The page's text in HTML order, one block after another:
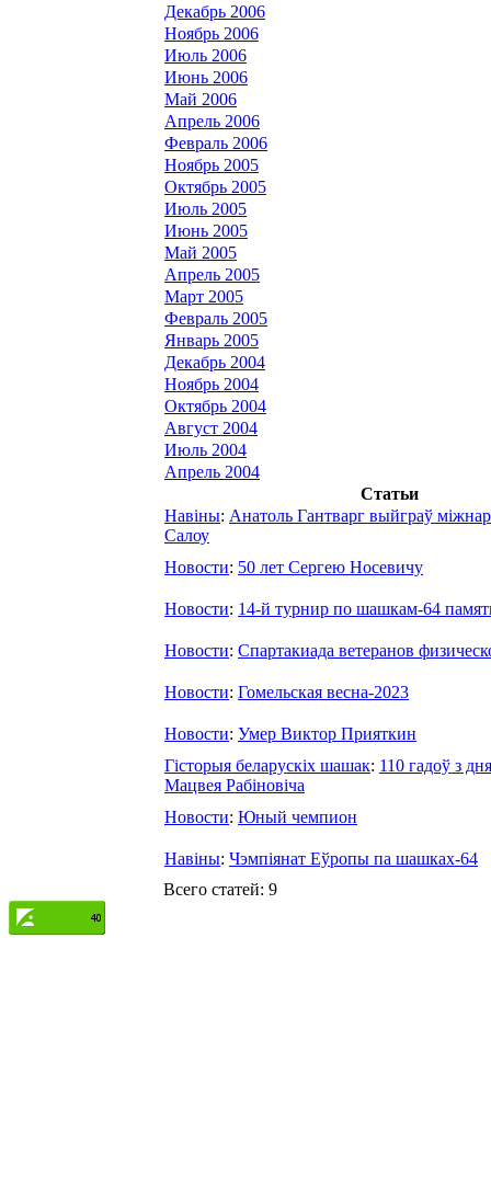
Декабрь 2006
Ноябрь 2006
Июль 2006
Июнь 2006
Май 2006
Апрель 2006
Февраль 2006
Ноябрь 2005
Октябрь 2005
Июль 2005
Июнь 2005
Май 2005
Апрель 2005
Март 2005
Февраль 2005
Январь 2005
Декабрь 2004
Ноябрь 2004
Октябрь 2004
Август 2004
Июль 2004
Апрель 2004
Статьи
Навіны: Анатоль Гантварг выйграў
Салоу
Новости: 50 лет Сергею Носевичу
Новости: 14-й турнир по шашкам-64
Новости: Спартакиада ветеранов
Новости: Гомельская весна-2023
Новости: Умер Виктор Прияткин
Гісторыя беларускіх шашак: 110 гадоў з
Мацвея Рабіновіча
Новости: Юный чемпион
Навіны: Чэмпіянат Еўропы па шашках-64
Всего статей: 9